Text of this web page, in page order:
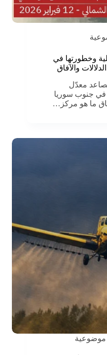
وخطورتها في
معدّل
في جنوب سوريا
موضوعية